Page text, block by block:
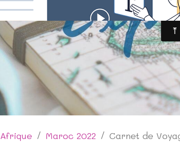
Afrique Maroc 2022 Carnet de